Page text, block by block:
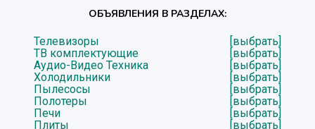
ОБЪЯВЛЕНИЯ В РАЗДЕЛАХ:
Телевизоры
[выбрать]
ТВ комплектующие
[выбрать]
Аудио-Видео Техника
[выбрать]
Холодильники
[выбрать]
Пылесосы
[выбрать]
Полотеры
[выбрать]
Печи
[выбрать]
Плиты
[выбрать]